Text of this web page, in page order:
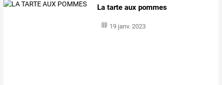
La tarte aux pommes
19 janv. 2023